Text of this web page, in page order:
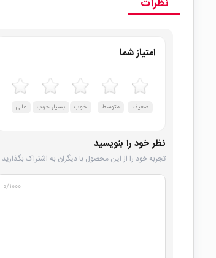
نظرات
امتیاز شما
ضعیف متوسط خوب بسیار خوب عالی
نظر خود را بنویسید
تجربه خود را از این محصول با دیگران به اشتراک بگذارید.
۰/۱۰۰۰